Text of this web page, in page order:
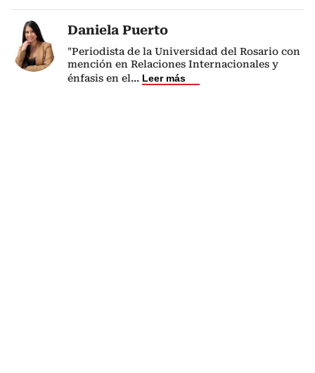
Daniela Puerto
"Periodista de la Universidad del Rosario con
mención en Relaciones Internacionales y
énfasis en el... Leer más